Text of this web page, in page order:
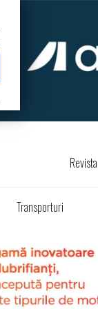
Revista
Transporturi